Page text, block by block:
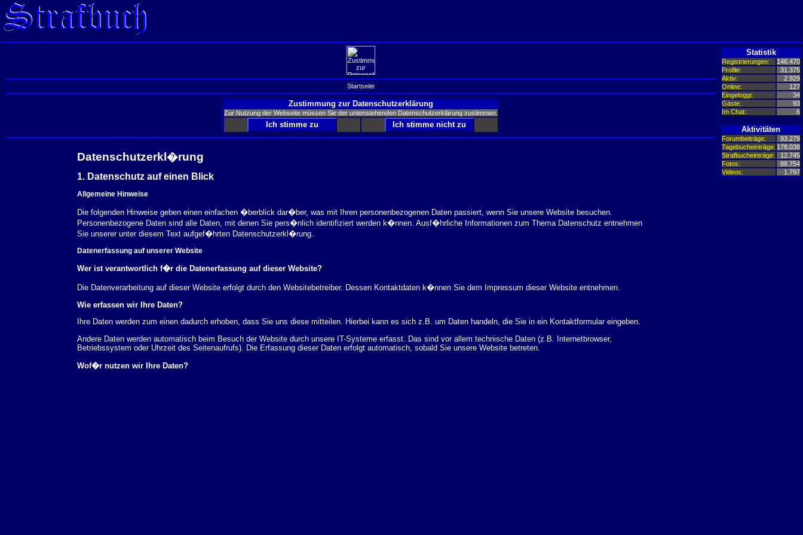
Startseite
Zustimmung zur Datenschutzerklärung
Zur Nutzung der Webseite müssen Sie der untenstehenden Datenschutzerklärung zustimmen.
Datenschutzerkl�rung
1. Datenschutz auf einen Blick
Allgemeine Hinweise
Die folgenden Hinweise geben einen einfachen �berblick dar�ber, was mit Ihren personenbezogenen Daten passiert, wenn Sie unsere Website besuchen.
Personenbezogene Daten sind alle Daten, mit denen Sie pers�nlich identifiziert werden k�nnen. Ausf�hrliche Informationen zum Thema Datenschutz entnehmen
Sie unserer unter diesem Text aufgef�hrten Datenschutzerkl�rung.
Datenerfassung auf unserer Website
Wer ist verantwortlich f�r die Datenerfassung auf dieser Website?
Die Datenverarbeitung auf dieser Website erfolgt durch den Websitebetreiber. Dessen Kontaktdaten k�nnen Sie dem Impressum dieser Website entnehmen.
Wie erfassen wir Ihre Daten?
Ihre Daten werden zum einen dadurch erhoben, dass Sie uns diese mitteilen. Hierbei kann es sich z.B. um Daten handeln, die Sie in ein Kontaktformular eingeben.
Andere Daten werden automatisch beim Besuch der Website durch unsere IT-Systeme erfasst. Das sind vor allem technische Daten (z.B. Internetbrowser,
Betriebssystem oder Uhrzeit des Seitenaufrufs). Die Erfassung dieser Daten erfolgt automatisch, sobald Sie unsere Website betreten.
Wof�r nutzen wir Ihre Daten?
Statistik
Registrierungen:
146.470
Profile:
31.375
Aktiv:
2.929
Online:
127
Eingeloggt:
34
Gäste:
93
Im Chat:
6
Aktivitäten
Forumbeiträge:
93.279
Tagebucheinträge: 178.038
Strafbucheinträge:
12.745
Fotos:
88.754
Videos:
1.797